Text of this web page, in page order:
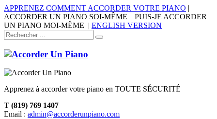
APPRENEZ COMMENT ACCORDER VOTRE PIANO |
ACCORDER UN PIANO SOI-MÊME | PUIS-JE ACCORDER
UN PIANO MOI-MÊME | ENGLISH VERSION
Apprenez à accorder votre piano en TOUTE SÉCURITÉ
T (819) 769 1407
Email : admin@accorderunpiano.com